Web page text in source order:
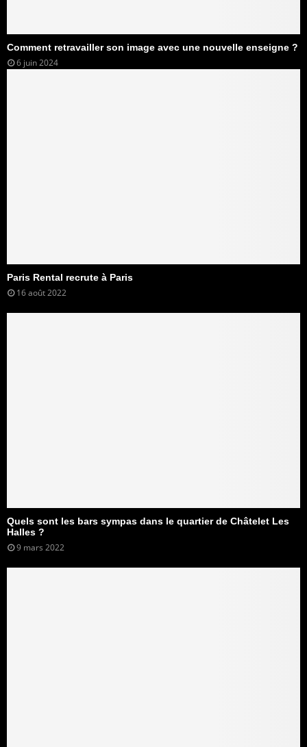
Comment retravailler son image avec une nouvelle enseigne ?
6 juin 2024
Paris Rental recrute à Paris
16 août 2022
Quels sont les bars sympas dans le quartier de Châtelet Les
Halles ?
9 mars 2022